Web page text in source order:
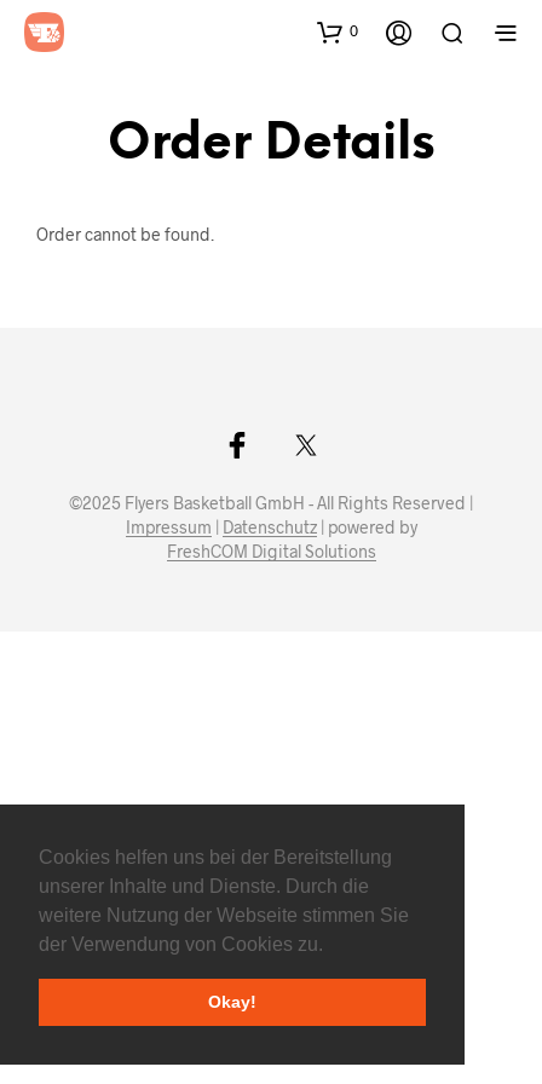
Cookies helfen uns bei der Bereitstellung
unserer Inhalte und Dienste. Durch die
weitere Nutzung der Webseite stimmen Sie
der Verwendung von Cookies zu.
Okay!
0
Order Details
Order cannot be found.
©2025 Flyers Basketball GmbH - All Rights Reserved |
Impressum | Datenschutz| powered by
FreshCOM Digital Solutions